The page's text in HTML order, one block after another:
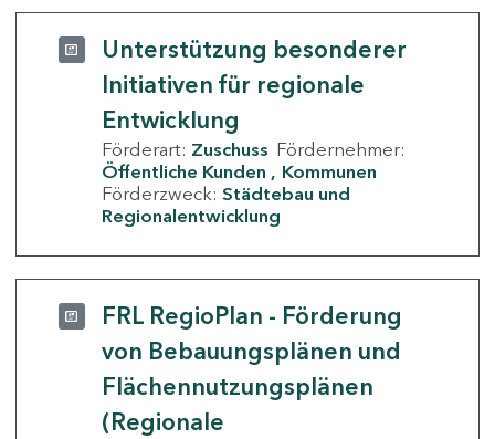
Unterstützung besonderer
Initiativen für regionale
Entwicklung
Förderart: Zuschuss Fördernehmer:
Öffentliche Kunden
Kommunen
Förderzweck: Städtebau und
Regionalentwicklung
FRL RegioPlan - Förderung
von Bebauungsplänen und
Flächennutzungsplänen
(Regionale